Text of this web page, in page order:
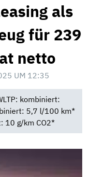
als
für 239
netto
UM 12:35
kombiniert:
5,7 l/100 km*
10 g/km CO2*